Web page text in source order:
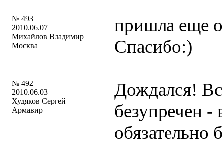
№ 493
2010.06.07
Михайлов Владимир
Москва
пришла еще
Спасибо:)
№ 492
2010.06.03
Худяков Сергей
Армавир
Дождался!
безупречен -
обязательно